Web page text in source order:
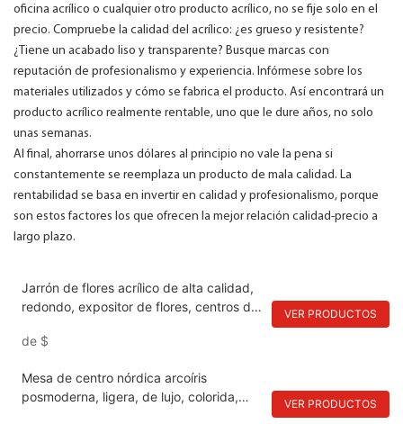
oficina acrílico o cualquier otro producto acrílico, no se fije solo en el
precio. Compruebe la calidad del acrílico: ¿es grueso y resistente?
¿Tiene un acabado liso y transparente? Busque marcas con
reputación de profesionalismo y experiencia. Infórmese sobre los
materiales utilizados y cómo se fabrica el producto. Así encontrará un
producto acrílico realmente rentable, uno que le dure años, no solo
unas semanas.
Al final, ahorrarse unos dólares al principio no vale la pena si
constantemente se reemplaza un producto de mala calidad. La
rentabilidad se basa en invertir en calidad y profesionalismo, porque
son estos factores los que ofrecen la mejor relación calidad-precio a
largo plazo.
Jarrón de flores acrílico de alta calidad,
redondo, expositor de flores, centros de
bodas, eventos y compromisos.
de $
VER PRODUCTOS
Mesa de centro nórdica arcoíris
posmoderna, ligera, de lujo, colorida,
VER PRODUCTOS